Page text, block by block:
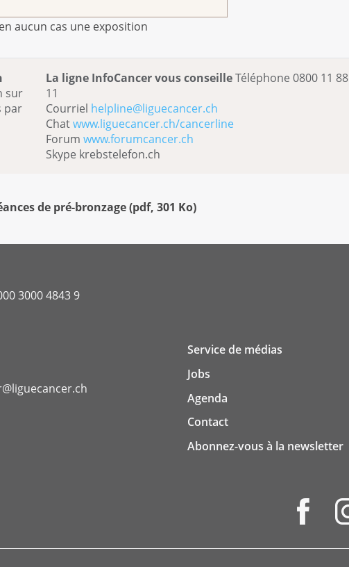
d’au moins 15 chez l'adulte
aucun cas une exposition
sur
par
La ligne InfoCancer vous conseilleTéléphone 0800 11 88
11
Courriel helpline@liguecancer.ch
Chatwww.liguecancer.ch/cancerline
Forum www.forumcancer.ch
Skype krebstelefon.ch
de pré-bronzage(pdf, 301 Ko)
3000 4843 9
Service de médias
Jobs
Agenda
Contact
Abonnez-vous à la newsletter